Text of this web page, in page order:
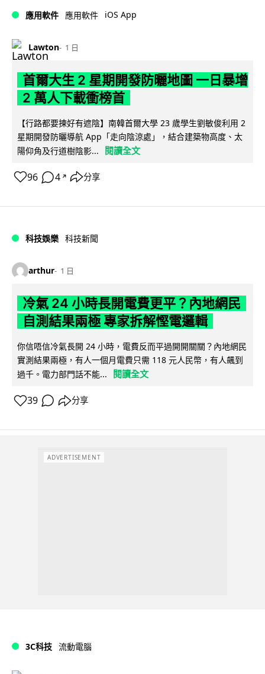
應用軟件 應用軟件 iOS App
Lawton 1 日
首爾大生 2 星期開發防曬地圖 一日暴增
2 萬人下載衝榜首
【行路都要揀好有遮陰】南韓首爾大學 23 歲學生劉敏俊利用 2
星期開發防曬導航 App「走向陰涼處」，結合建築物高度、太
陽仰角及行道樹陰影...
閱讀全文
96 4 ↗ 分享
科技娛樂 科技新聞
arthur 1 日
冷氣 24 小時長開電費更平？內地網民
自測結果兩極 專家拆解慳電邏輯
你信唔信冷氣長開 24 小時，電費反而平過開開關關？內地網民
實測結果兩極，有人一個月電費只需 118 元人民幣，有人飆到
過千。電力部門話不能...
閱讀全文
39 分享
ADVERTISEMENT
3C科技 流動電腦